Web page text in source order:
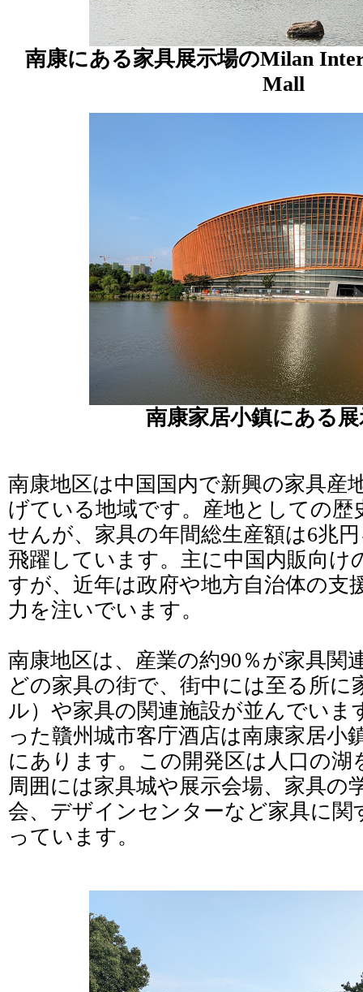
南康にある家具展示場のMilan
Mall
南康家居小鎮にある
南康地区は中国国内で新興の家具産
げている地域です。産地としての歴
せんが、家具の年間総生産額は6兆
飛躍しています。主に中国内販向け
すが、近年は政府や地方自治体の支
力を注いでいます。
南康地区は、産業の約90％が家具関
どの家具の街で、街中には至る所に
ル）や家具の関連施設が並んでいま
った贛州城市客庁酒店は南康家居小
にあります。この開発区は人口の湖
周囲には家具城や展示会場、家具の
会、デザインセンターなど家具に関
っています。